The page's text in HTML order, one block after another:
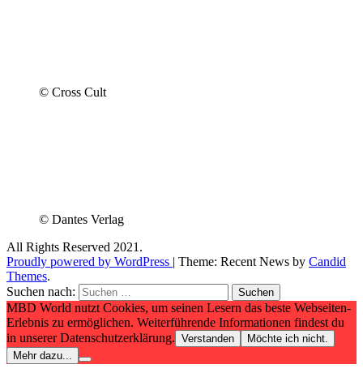
© Cross Cult
© Dantes Verlag
All Rights Reserved 2021.
Proudly powered by WordPress | Theme: Recent News by Candid
Themes.
Suchen nach:
MBD World nutzt Cookies, um seinen Lesern das beste Webseiten-
Erlebnis zu ermöglichen. Weiterführende Informationen findest du
in unserer Datenschutzerklärung. Verstanden
Möchte ich nicht.
Mehr dazu...